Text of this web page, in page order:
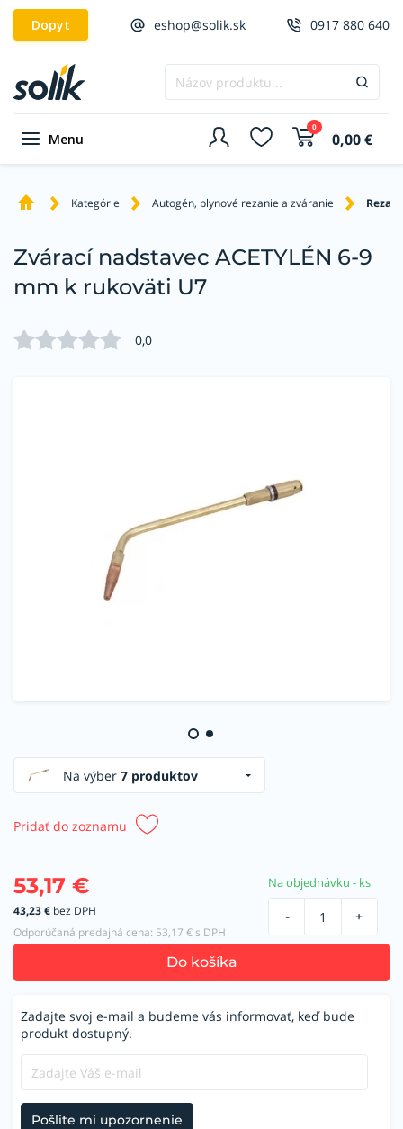
Dopyt eshop@solik.sk 0917 880 640
Menu
0
0,00€
Kategórie Autogén, plynové rezanie a zváranie
Zvárací nadstavec ACETYLÉN 6-9
mm k rukoväti U7
0,0
Na výber 7 produktov
Pridať do zoznamu
53,17 €
43,23€ bez DPH
Odporúčaná predajná cena: 53,17 € s DPH
Na objednávku - ks
- +
Do košíka
Zadajte svoj e-mail a budeme vás informovať, keď bude
produkt dostupný.
Pošlite mi upozornenie